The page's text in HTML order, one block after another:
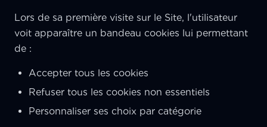
Lors de sa première visite sur le Site, l'utilisateur
voit apparaître un bandeau cookies lui permettant
de :
Accepter tous les cookies
Refuser tous les cookies non essentiels
Personnaliser ses choix par catégorie